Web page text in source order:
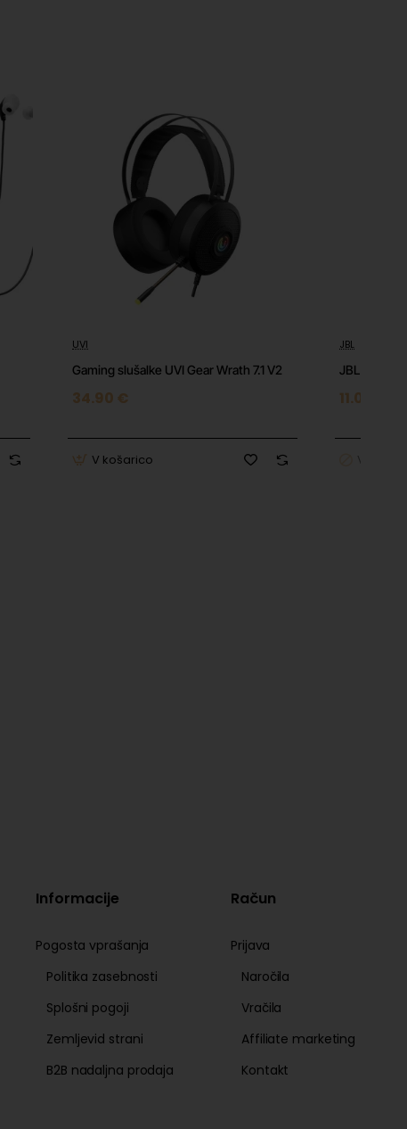
UVI
Gaming slušalke UVI Gear Wrath 7.1 V2
34.90 €
V košarico
JBL
11.01 €
V
Informacije
Pogosta vprašanja
Politika zasebnosti
Splošni pogoji
Zemljevid strani
B2B nadaljna prodaja
Račun
Prijava
Naročila
Vračila
Affiliate marketing
Kontakt